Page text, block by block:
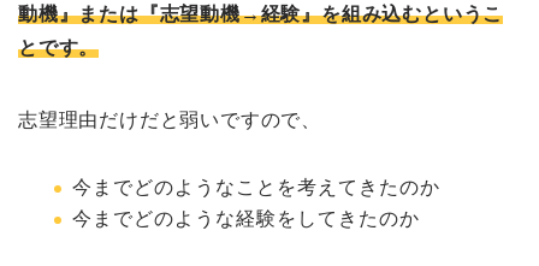
動機』または『志望動機→経験』を組み込むというこ
とです。
志望理由だけだと弱いですので、
今までどのようなことを考えてきたのか
今までどのような経験をしてきたのか